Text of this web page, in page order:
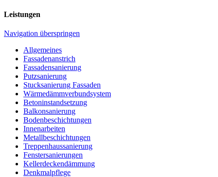
Leistungen
Navigation überspringen
Allgemeines
Fassadenanstrich
Fassadensanierung
Putzsanierung
Stucksanierung Fassaden
Wärmedämmverbundsystem
Betoninstandsetzung
Balkonsanierung
Bodenbeschichtungen
Innenarbeiten
Metallbeschichtungen
Treppenhaussanierung
Fenstersanierungen
Kellerdeckendämmung
Denkmalpflege